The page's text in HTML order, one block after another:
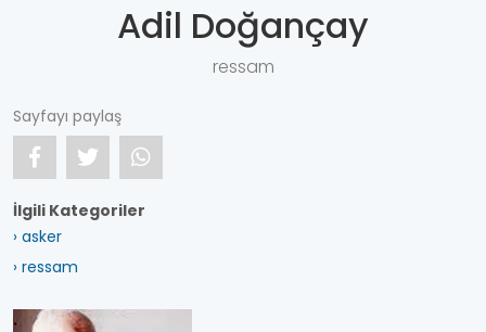
Adil Doğançay
ressam
Sayfayı paylaş
İlgili Kategoriler
› asker
› ressam